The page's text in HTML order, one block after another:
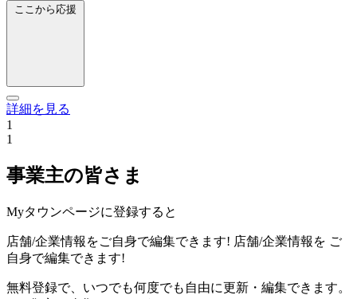
ここから応援
詳細を見る
1
1
事業主の皆さま
Myタウンページに登録すると
店舗/企業情報をご自身で編集できます! 店舗/企業情報を ご
自身で編集できます!
無料登録で、いつでも何度でも自由に更新・編集できます。